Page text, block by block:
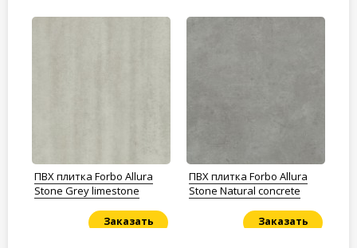
ПВХ плитка Forbo Allura
Stone Grey limestone
Заказать
ПВХ плитка Forbo Allura
Stone Natural concrete
Заказать